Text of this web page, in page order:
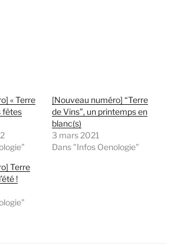
« Terre
fêtes
[Nouveau numéro] “Terre
de Vins”, un printemps en
blanc(s)
3 mars 2021
Dans "Infos Oenologie"
Terre
!